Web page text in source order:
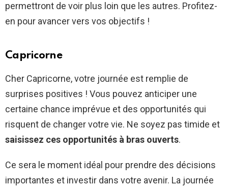
permettront de voir plus loin que les autres. Profitez-
en pour avancer vers vos objectifs !
Capricorne
Cher Capricorne, votre journée est remplie de
surprises positives ! Vous pouvez anticiper une
certaine chance imprévue et des opportunités qui
risquent de changer votre vie. Ne soyez pas timide et
saisissez ces opportunités à bras ouverts.
Ce sera le moment idéal pour prendre des décisions
importantes et investir dans votre avenir. La journée